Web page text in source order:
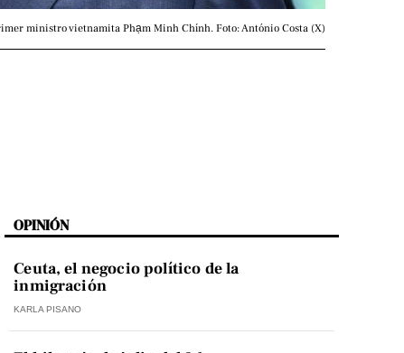
ministro vietnamita Phạm Minh Chính. Foto: António Costa (X)
OPINIÓN
Ceuta, el negocio político de la
inmigración
KARLA PISANO